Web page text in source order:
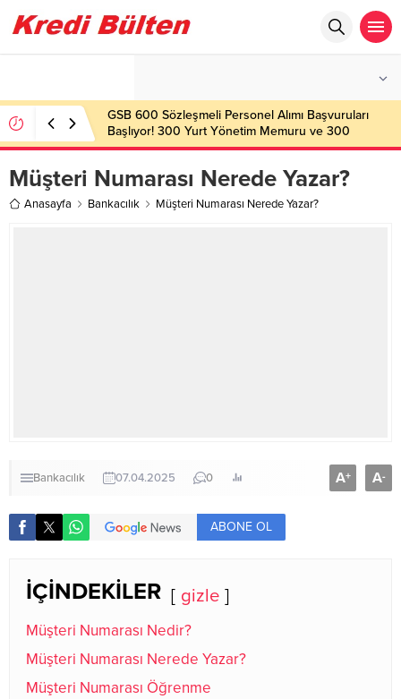
GSB 600 Sözleşmeli Personel Alımı Başvuruları
Başlıyor! 300 Yurt Yönetim Memuru ve 300
Gençlik Çalışanı Alınacak
Müşteri Numarası Nerede Yazar?
Anasayfa Bankacılık Müşteri Numarası Nerede Yazar?
Bankacılık 07.04.2025 0 A+ A-
ABONE OL
İÇİNDEKİLER gizle
Müşteri Numarası Nedir?
Müşteri Numarası Nerede Yazar?
Müşteri Numarası Öğrenme